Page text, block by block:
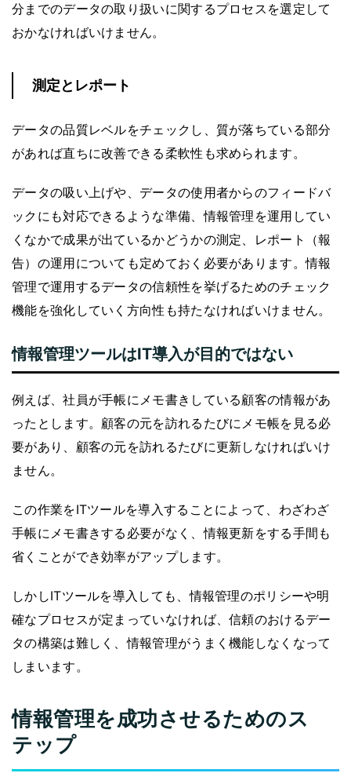
分までのデータの取り扱いに関するプロセスを選定して
おかなければいけません。
測定とレポート
データの品質レベルをチェックし、質が落ちている部分
があれば直ちに改善できる柔軟性も求められます。
データの吸い上げや、データの使用者からのフィードバ
ックにも対応できるような準備、情報管理を運用してい
くなかで成果が出ているかどうかの測定、レポート（報
告）の運用についても定めておく必要があります。情報
管理で運用するデータの信頼性を挙げるためのチェック
機能を強化していく方向性も持たなければいけません。
情報管理ツールはIT導入が目的ではない
例えば、社員が手帳にメモ書きしている顧客の情報があ
ったとします。顧客の元を訪れるたびにメモ帳を見る必
要があり、顧客の元を訪れるたびに更新しなければいけ
ません。
この作業をITツールを導入することによって、わざわざ
手帳にメモ書きする必要がなく、情報更新をする手間も
省くことができ効率がアップします。
しかしITツールを導入しても、情報管理のポリシーや明
確なプロセスが定まっていなければ、信頼のおけるデー
タの構築は難しく、情報管理がうまく機能しなくなって
しまいます。
情報管理を成功させるためのス
テップ